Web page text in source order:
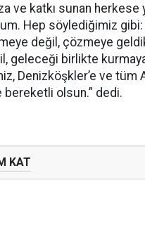
ve katkı sunan herkese
Hep söylediğimiz gibi:
değil, çözmeye
geleceği birlikte
Denizköşkler’e ve tüm
bereketli olsun.” dedi.
KAT